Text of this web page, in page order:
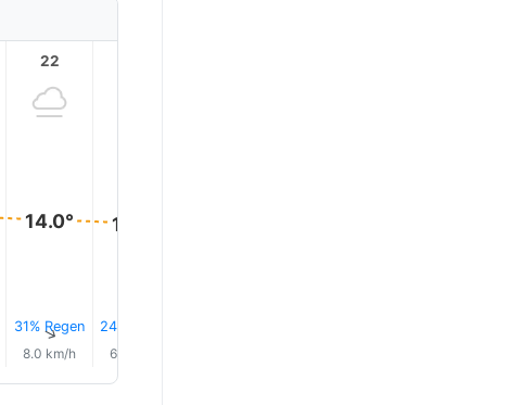
22
14.0°
31% Regen
↑
8.0 km/h
14.0°
24% Regen
6.0 km/h